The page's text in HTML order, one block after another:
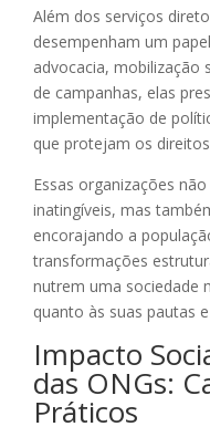
Além dos serviços
desempenham um
advocacia, mobilização
de campanhas, elas
implementação de
que protejam os
Essas organizações
inatingíveis, mas
encorajando a
transformações
nutrem uma sociedade
quanto às suas pautas
Impacto
das ONGs:
Práticos